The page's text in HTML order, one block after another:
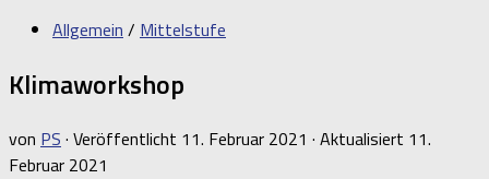
Allgemein / Mittelstufe
Klimaworkshop
von PS · Veröffentlicht 11. Februar 2021 · Aktualisiert 11.
Februar 2021